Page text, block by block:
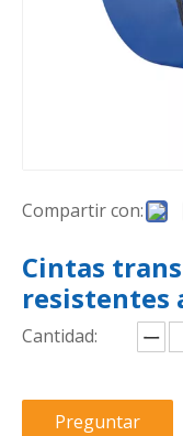
Compartir con:
Cintas
resistentes
Cantidad:
Preguntar